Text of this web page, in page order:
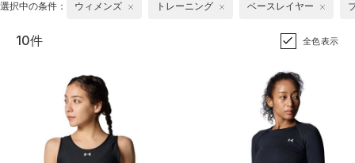
選択中の条件： ウィメンズ トレーニング ベースレイヤー
10件 全色表示